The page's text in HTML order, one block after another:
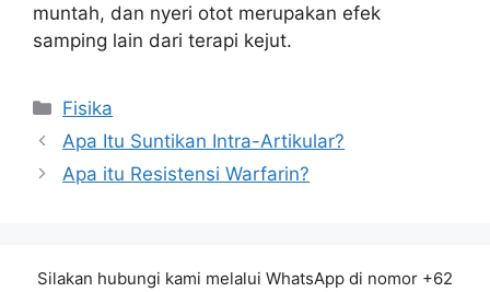
muntah, dan nyeri otot merupakan efek
samping lain dari terapi kejut.
Kategori
Fisika
Apa Itu Suntikan Intra-Artikular?
Apa itu Resistensi Warfarin?
Silakan hubungi kami melalui WhatsApp di nomor +62